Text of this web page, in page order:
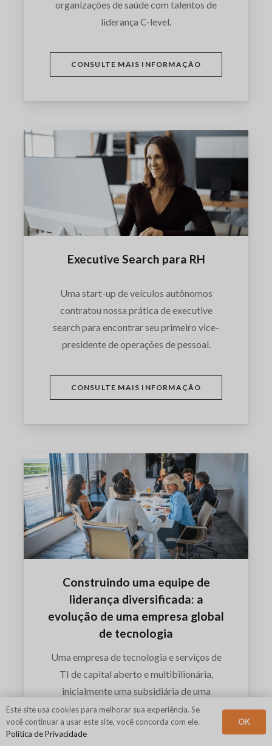
organizações de saúde com talentos de
liderança C-level.
CONSULTE MAIS INFORMAÇÃO
Executive Search para RH
Uma start-up de veículos autônomos
contratou nossa prática de executive
search para encontrar seu primeiro vice-
presidente de operações de pessoal.
CONSULTE MAIS INFORMAÇÃO
Construindo uma equipe de
liderança diversificada: a
evolução de uma empresa global
de tecnologia
Uma empresa de tecnologia e serviços de
TI de capital aberto e multibilionária,
inicialmente uma subsidiária de uma
corporação maior, estava em uma jornada
rumo à independência total.
Este site usa cookies para melhorar sua experiência. Se
você continuar a usar este site, você concorda com ele.
Política de Privacidade
OK